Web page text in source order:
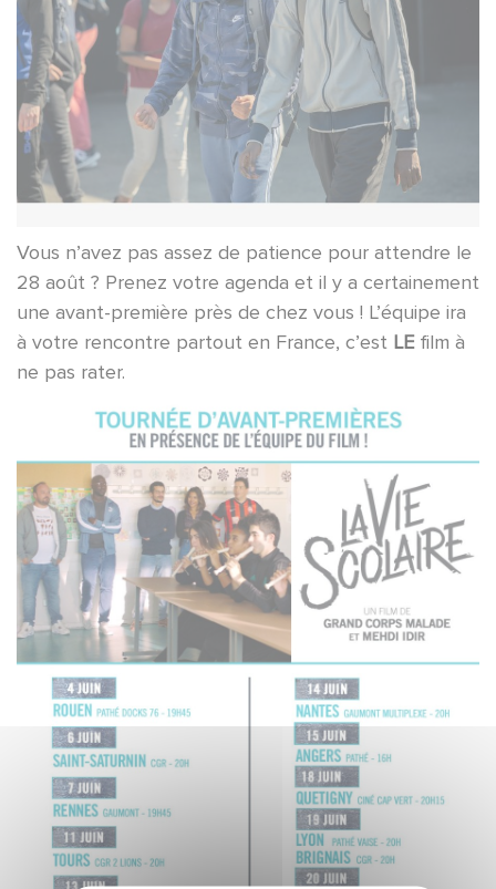
Vous n’avez pas assez de patience pour attendre le
28 août ? Prenez votre agenda et il y a certainement
une avant-première près de chez vous ! L’équipe ira
à votre rencontre partout en France, c’est LEfilm à
ne pas rater.